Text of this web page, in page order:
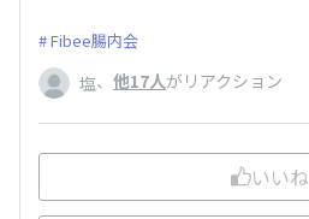
Fibee腸内会
塩、 他17人がリアクション
いいね